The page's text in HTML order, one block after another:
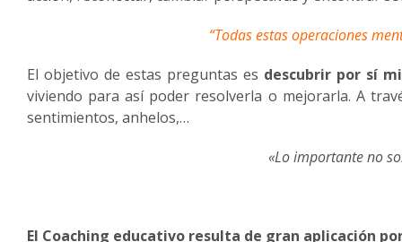
“Todas estas operaciones
El objetivo de estas preguntas es descubrir por sí
viviendo para así poder resolverla o mejorarla. A
sentimientos, anhelos,…
«Lo importante no
El Coaching educativo resulta de gran aplicación